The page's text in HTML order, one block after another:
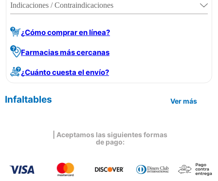
Indicaciones / Contraindicaciones
¿Cómo comprar en línea?
Farmacias más cercanas
¿Cuánto cuesta el envío?
Infaltables Ver más
| Aceptamos las siguientes formas
de pago: